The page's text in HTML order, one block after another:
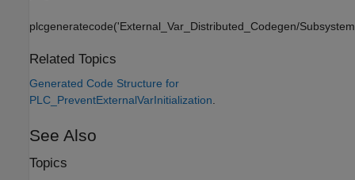
plcgeneratecode('External_Var_Distributed_Codegen/
Related Topics
Generated Code Structure for
PLC_PreventExternalVarInitialization.
See Also
Topics